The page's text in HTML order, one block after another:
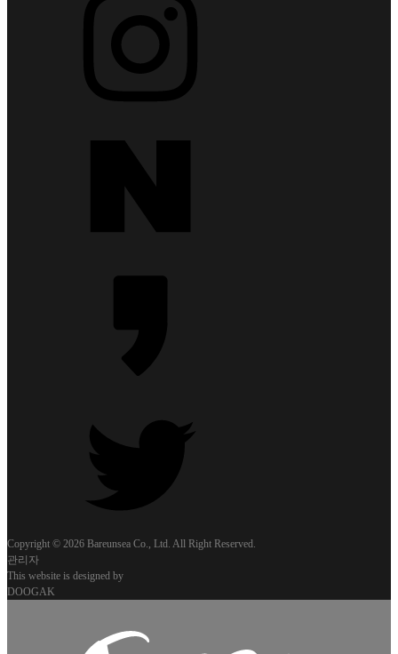
Copyright © 2026 Bareunsea Co., Ltd. All Right Reserved.
관리자
This website is designed by
DOOGAK